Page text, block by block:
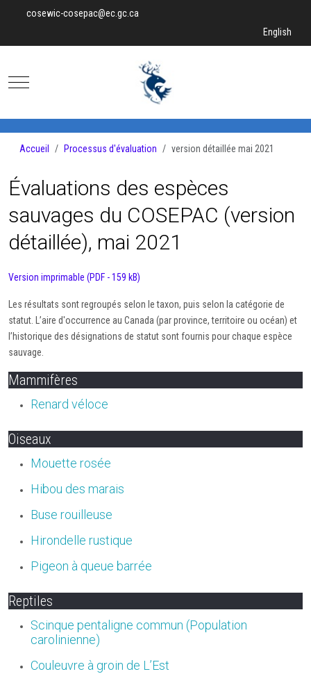
cosewic-cosepac@ec.gc.ca
Sélectionnez
English
Mobile Menu Toggle
Accueil Processus d'évaluation version détaillée mai 2021
Évaluations des espèces
sauvages du COSEPAC (version
détaillée), mai 2021
Version imprimable (PDF - 159 kB)
Les résultats sont regroupés selon le taxon, puis selon la catégorie de
statut. L’aire d'occurrence au Canada (par province, territoire ou océan) et
l’historique des désignations de statut sont fournis pour chaque espèce
sauvage.
Mammifères
Renard véloce
Oiseaux
Mouette rosée
Hibou des marais
Buse rouilleuse
Hirondelle rustique
Pigeon à queue barrée
Reptiles
Scinque pentaligne commun (Population
carolinienne)
Couleuvre à groin de L’Est